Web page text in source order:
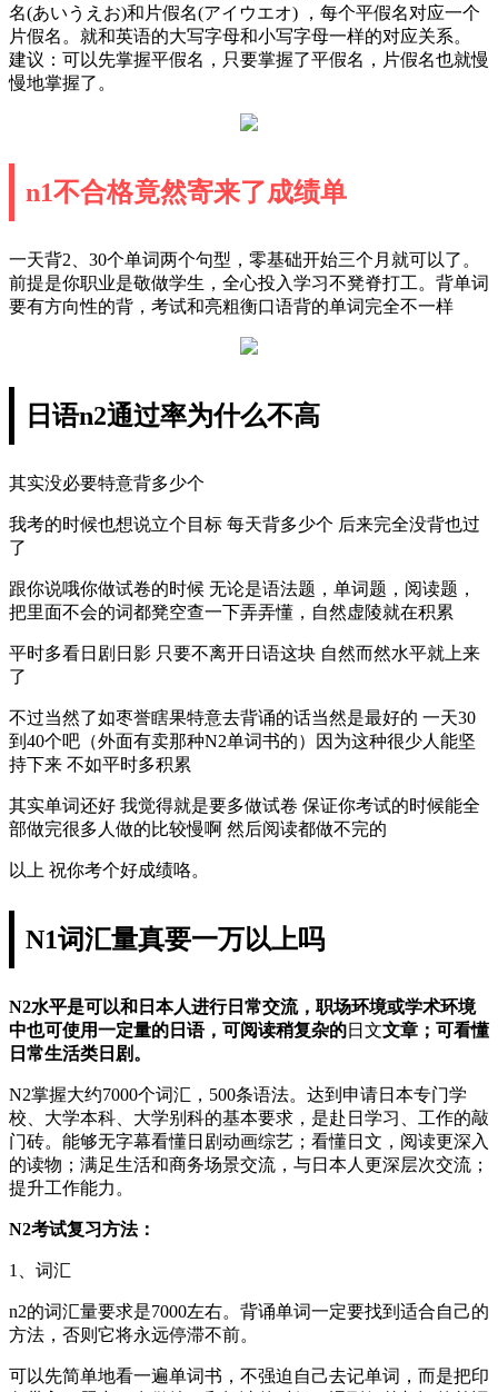
名(あいうえお)和片假名(アイウエオ) ，每个平假名对应一个
片假名。就和英语的大写字母和小写字母一样的对应关系。
建议：可以先掌握平假名，只要掌握了平假名，片假名也就慢
慢地掌握了。
n1不合格竟然寄来了成绩单
一天背2、30个单词两个句型，零基础开始三个月就可以了。
前提是你职业是敬做学生，全心投入学习不凳脊打工。背单词
要有方向性的背，考试和亮粗衡口语背的单词完全不一样
日语n2通过率为什么不高
其实没必要特意背多少个
我考的时候也想说立个目标 每天背多少个 后来完全没背也过
了
跟你说哦你做试卷的时候 无论是语法题，单词题，阅读题，
把里面不会的词都凳空查一下弄弄懂，自然虚陵就在积累
平时多看日剧日影 只要不离开日语这块 自然而然水平就上来
了
不过当然了如枣誉瞎果特意去背诵的话当然是最好的 一天30
到40个吧（外面有卖那种N2单词书的）因为这种很少人能坚
持下来 不如平时多积累
其实单词还好 我觉得就是要多做试卷 保证你考试的时候能全
部做完很多人做的比较慢啊 然后阅读都做不完的
以上 祝你考个好成绩咯。
N1词汇量真要一万以上吗
N2水平是可以和日本人进行日常交流，职场环境或学术环境
中也可使用一定量的日语，可阅读稍复杂的日文文章；可看懂
日常生活类日剧。
N2掌握大约7000个词汇，500条语法。达到申请日本专门学
校、大学本科、大学别科的基本要求，是赴日学习、工作的敲
门砖。能够无字幕看懂日剧动画综艺；看懂日文，阅读更深入
的读物；满足生活和商务场景交流，与日本人更深层次交流；
提升工作能力。
N2考试复习方法：
1、词汇
n2的词汇量要求是7000左右。背诵单词一定要找到适合自己的
方法，否则它将永远停滞不前。
可以先简单地看一遍单词书，不强迫自己去记单词，而是把印